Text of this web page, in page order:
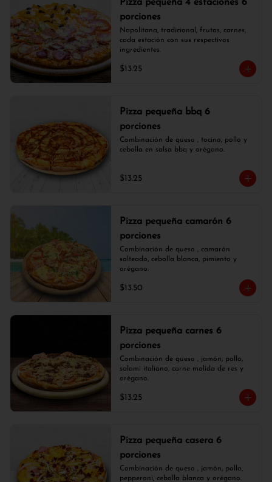
Pizza pequeña 4 estaciones 6
porciones
Napolitana, tradicional, frutas, carnes,
cada estación con sus respectivos
ingredientes.
$13.25
Pizza pequeña bbq 6
porciones
Combinación de queso , tocino, pollo y
cebolla en salsa bbq y orégano.
$13.25
Pizza pequeña camarón 6
porciones
Combinación de queso , camarón
salteado, cebolla blanca, pimiento y
orégano.
$13.50
Pizza pequeña carnes 6
porciones
Combinación de queso , jamón, pollo,
salami italiano, carne molida de res y
orégano.
$13.25
Pizza pequeña casera 6
porciones
Combinación de queso , jamón, pollo,
pepperoni, cebolla blanca y orégano.